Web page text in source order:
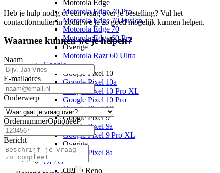
Motorola Edge
Motorola Edge 70 Pro
Motorola Edge 70 Fusion
Motorola Edge 70
Motorola Edge 60 Pro
Overige
Motorola Razr 60 Ultra
Google
Google Pixel 10
Google Pixel 10a
Google Pixel 10 Pro XL
Google Pixel 10 Pro
Google Pixel 10
Google Pixel 9
Google Pixel 9a
Google Pixel 9 Pro XL
Overige
Google Pixel 8a
OPPO
OPPO Reno
Heb je hulp nodig of een vraag over je bestelling? Vul het
contactformulier in zodat we je zo goed mogelijk kunnen helpen.
Waarmee kunnen we je helpen?
Naam
E-mailadres
Onderwerp
OrdernummerOptioneel
Bericht